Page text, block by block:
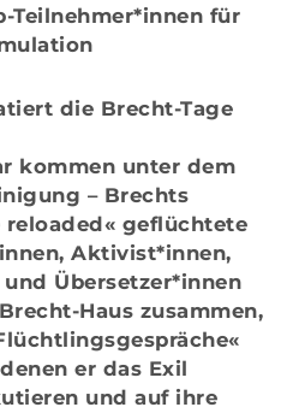
Teilnehmer*innen für
die Brecht-Tage
kommen unter dem
– Brechts
geflüchtete
Aktivist*innen,
Übersetzer*innen
Haus zusammen,
er das Exil
und auf ihre